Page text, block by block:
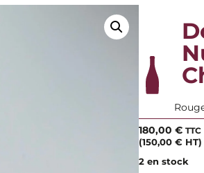
180,00 € TTC
(150,00 €HT)
2 en stock